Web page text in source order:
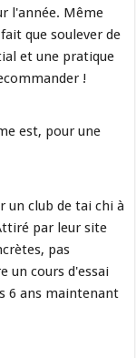
l'année. Même
que soulever de
et une pratique
!
est, pour une
un club de tai chi à
par leur site
pas
un cours d'essai
6 ans maintenant